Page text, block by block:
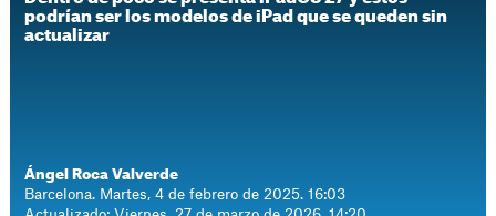
podrían ser los modelos de iPad que se queden sin
actualizar
Ángel Roca Valverde
Barcelona. Martes, 4 de febrero de 2025. 16:03